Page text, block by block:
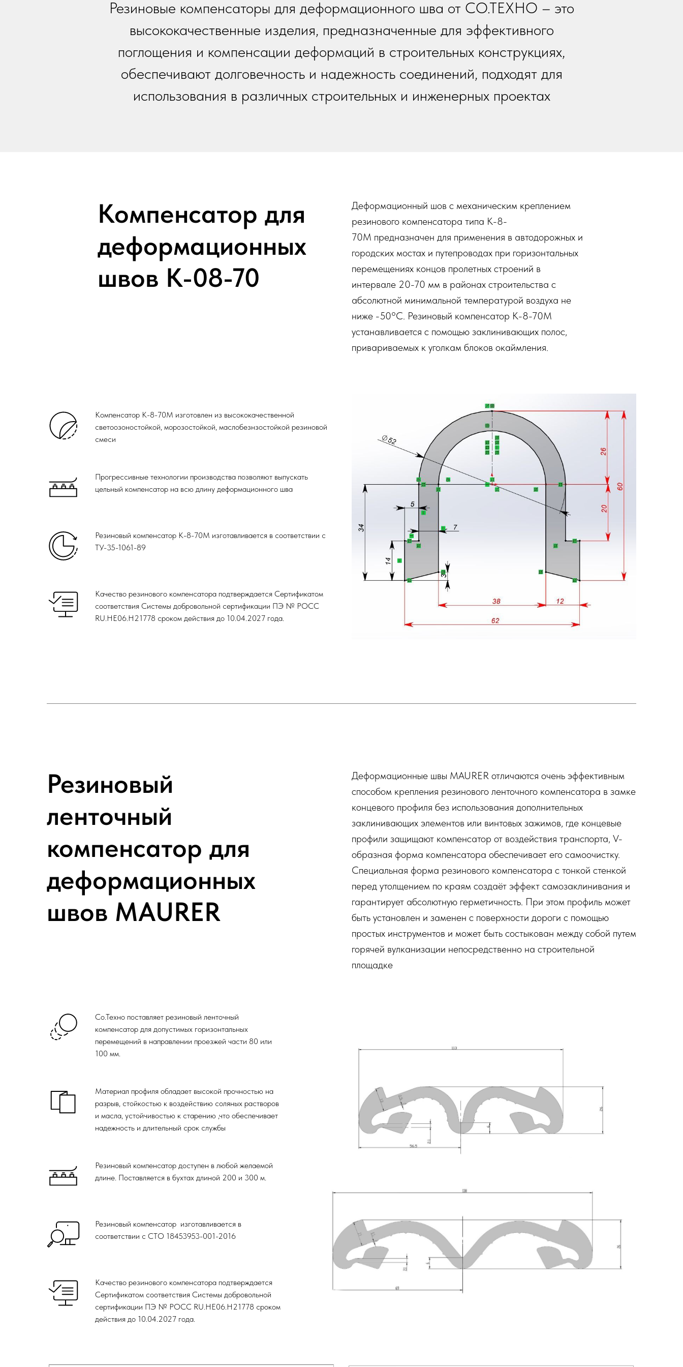
Резиновые компенсаторы для деформационного шва от СО.ТЕХНО – это
высококачественные изделия, предназначенные для эффективного
поглощения и компенсации деформаций в строительных конструкциях,
обеспечивают долговечность и надежность соединений, подходят для
использования в различных строительных и инженерных проектах
Компенсатор для
деформационных
швов К-08-70
Деформационный шов с механическим креплением
резинового компенсатора типа К-8-
70М предназначен для применения в автодорожных и
городских мостах и путепроводах при горизонтальных
перемещениях концов пролетных строений в
интервале 20-70 мм в районах строительства с
абсолютной минимальной температурой воздуха не
ниже -50°С. Резиновый компенсатор К-8-70М
устанавливается с помощью заклинивающих полос,
привариваемых к уголкам блоков окаймления.
Компенсатор К-8-70М изготовлен из высококачественной
светоозоностойкой, морозостойкой, маслобезнзостойкой резиновой
смеси
Прогрессивные технологии производства позволяют выпускать
цельный компенсатор на всю длину деформационного шва
Резиновый компенсатор К-8-70М изготавливается в соответствии с
ТУ-35-1061-89
Качество резинового компенсатора подтверждается Сертификатом
соответствия Системы добровольной сертификации ПЭ № РОСС
RU.НЕ06.Н21778 сроком действия до 10.04.2027 года.
Резиновый
ленточный
компенсатор для
деформационных
швов MAURER
Деформационные швы MAURER отличаются очень эффективным
способом крепления резинового ленточного компенсатора в замке
концевого профиля без использования дополнительных
заклинивающих элементов или винтовых зажимов, где концевые
профили защищают компенсатор от воздействия транспорта, V-
образная форма компенсатора обеспечивает его самоочистку.
Специальная форма резинового компенсатора с тонкой стенкой
перед утолщением по краям создаёт эффект самозаклинивания и
гарантирует абсолютную герметичность. При этом профиль может
быть установлен и заменен с поверхности дороги с помощью
простых инструментов и может быть состыкован между собой путем
горячей вулканизации непосредственно на строительной
площадке
Со.Техно поставляет резиновый ленточный
компенсатор для допусти­мых горизонтальных
перемещений в направлении проезжей части 80 или
100 мм.
Материал профиля обладает высокой прочностью на
разрыв, стойкостью к воздействию соляных растворов
и масла, устойчивостью к старению ,что обеспечивает
надежность и длительный срок службы
Резиновый компенсатор доступен в любой желае­мой
длине. Поставляется в бухтах длиной 200 и 300 м.
Резиновый компенсатор изготавливается в
соответствии с СТО 18453953-001-2016
Качество резинового компенсатора подтверждается
Сертификатом соответствия Системы добровольной
сертификации ПЭ № РОСС RU.НЕ06.Н21778 сроком
действия до 10.04.2027 года.